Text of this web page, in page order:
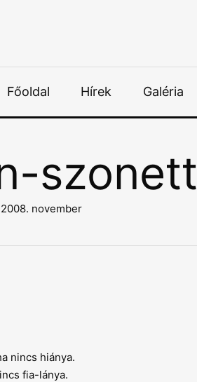
Főoldal Hírek Galéria
szonett
2008. november
nincs hiánya.
fia-lánya.